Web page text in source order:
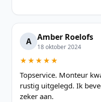
A Amber Roelofs
18 oktober 2024
★★★★★
Topservice. Monteur
rustig uitgelegd. Ik
zeker aan.